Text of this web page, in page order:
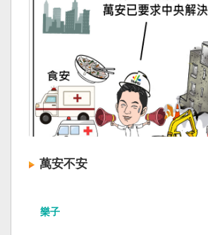
萬安不安
樂子